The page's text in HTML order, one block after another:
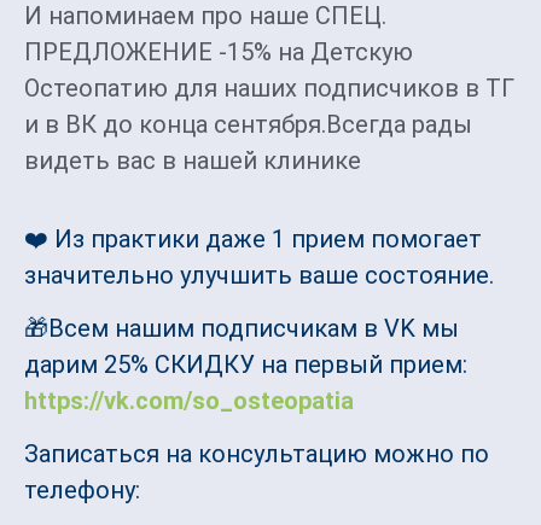
И напоминаем про наше СПЕЦ.
ПРЕДЛОЖЕНИЕ -15% на Детскую
Остеопатию для наших подписчиков в ТГ
и в ВК до конца сентября.Всегда рады
видеть вас в нашей клинике
❤️ Из практики даже 1 прием помогает
значительно улучшить ваше состояние.
🎁Всем нашим подписчикам в VK мы
дарим 25% СКИДКУ на первый прием:
https://vk.com/so_osteopatia
Записаться на консультацию можно по
телефону: